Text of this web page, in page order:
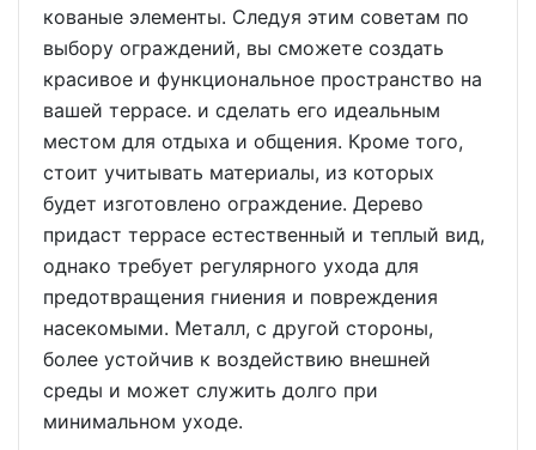
кованые элементы. Следуя этим советам по
выбору ограждений, вы сможете создать
красивое и функциональное пространство на
вашей террасе. и сделать его идеальным
местом для отдыха и общения. Кроме того,
стоит учитывать материалы, из которых
будет изготовлено ограждение. Дерево
придаст террасе естественный и теплый вид,
однако требует регулярного ухода для
предотвращения гниения и повреждения
насекомыми. Металл, с другой стороны,
более устойчив к воздействию внешней
среды и может служить долго при
минимальном уходе.